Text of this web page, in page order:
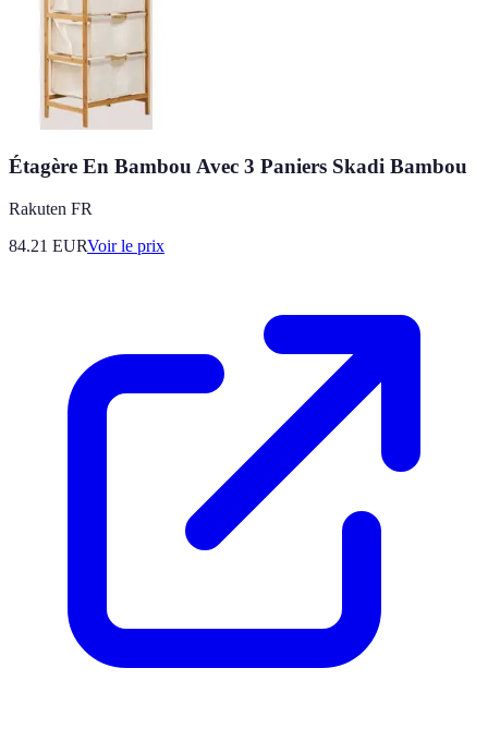
Étagère En Bambou Avec 3 Paniers Skadi Bambou
Rakuten FR
84.21 EURVoir le prix